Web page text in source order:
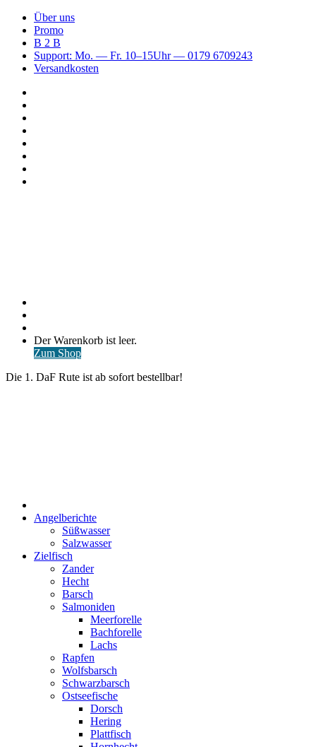
Über uns
Promo
B 2 B
Support: Mo. — Fr. 10–15Uhr — 0179 6709243
Versandkosten
Warenkorb
ansehen
Der Warenkorb ist leer.
Zum Shop
Die 1. DaF Rute ist ab sofort bestellbar!
Angelberichte
Süßwasser
Salzwasser
Zielfisch
Zander
Hecht
Barsch
Salmoniden
Meerforelle
Bachforelle
Lachs
Rapfen
Wolfsbarsch
Schwarzbarsch
Ostseefische
Dorsch
Hering
Plattfisch